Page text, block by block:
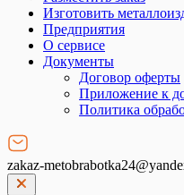
Изготовить
Предприятия
О сервисе
Документы
Договор оферты
Приложение к
Политика
zakaz-